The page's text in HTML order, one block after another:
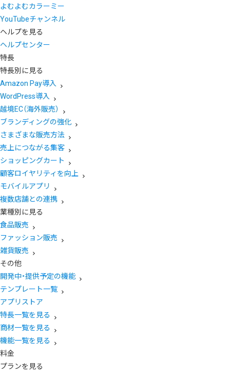
よむよむカラーミー
YouTubeチャンネル
ヘルプを見る
ヘルプセンター
特長
特長別に見る
Amazon Pay導入
WordPress導入
越境EC（海外販売）
ブランディングの強化
さまざまな販売方法
売上につながる集客
ショッピングカート
顧客ロイヤリティを向上
モバイルアプリ
複数店舗との連携
業種別に見る
食品販売
ファッション販売
雑貨販売
その他
開発中・提供予定の機能
テンプレート一覧
アプリストア
特長一覧を見る
商材一覧を見る
機能一覧を見る
料金
プランを見る